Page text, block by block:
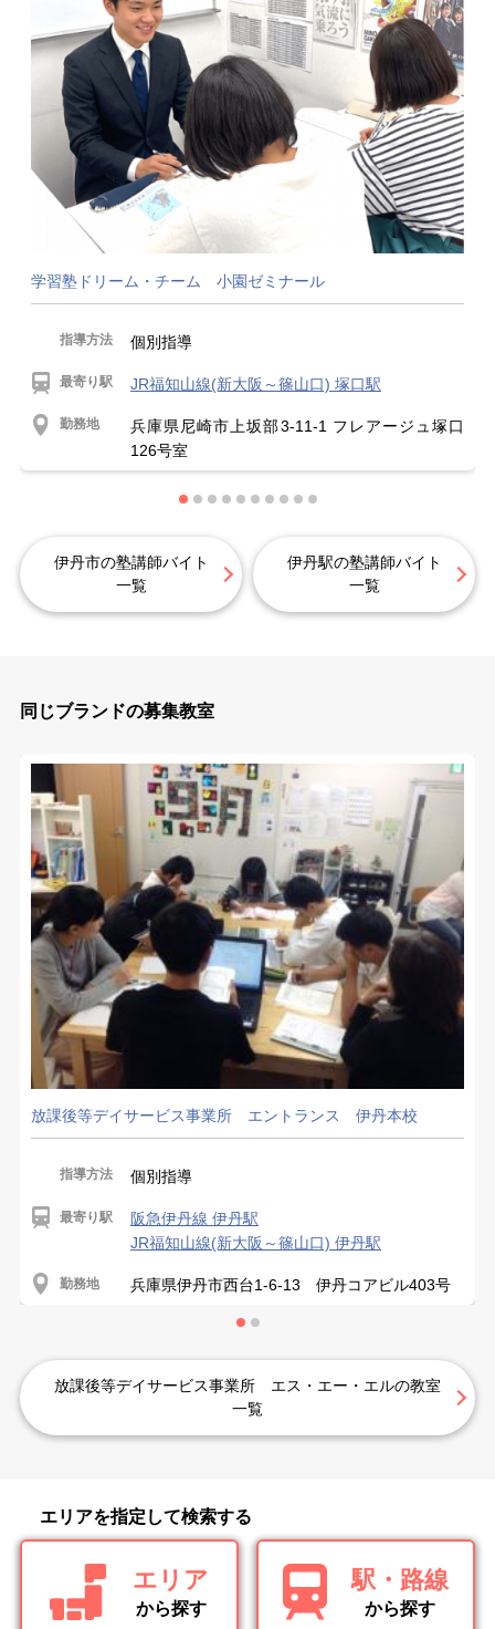
学習塾ドリーム・チーム 小園ゼミナール
指導方法 個別指導
最寄り駅 JR福知山線(新大阪～篠山口) 塚口駅
勤務地
兵庫県尼崎市上坂部3-11-1 フレアージュ塚口
126号室
伊丹市の塾講師バイト
一覧
伊丹駅の塾講師バイト
一覧
同じブランドの募集教室
放課後等デイサービス事業所 エントランス 伊丹本校
指導方法 個別指導
最寄り駅
阪急伊丹線 伊丹駅
JR福知山線(新大阪～篠山口) 伊丹駅
勤務地 兵庫県伊丹市西台1-6-13 伊丹コアビル403号
放課後等デイサービス事業所 エス・エー・エルの教室
一覧
エリアを指定して検索する
エリア
から探す
駅・路線
から探す